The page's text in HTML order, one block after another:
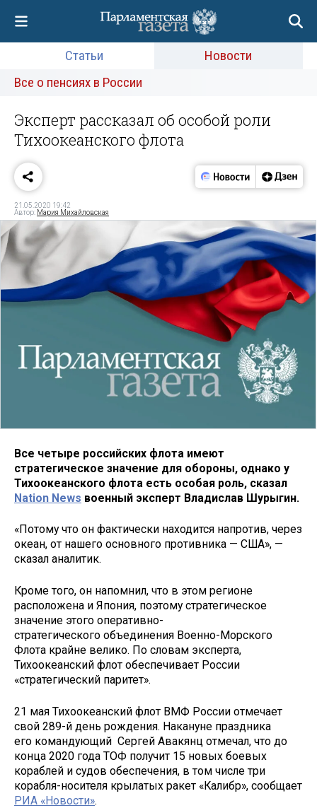
Статьи
Новости
Все о пенсиях в России
Эксперт рассказал об особой роли
Тихоокеанского флота
21.05.2020 19:42
Автор: Мария Михайловская
Все четыре российских флота имеют
стратегическое значение для обороны, однако у
Тихоокеанского флота есть особая роль, сказал
Nation News военный эксперт Владислав Шурыгин.
«Потому что он фактически находится напротив, через
океан, от нашего основного противника — США», —
сказал аналитик.
Кроме того, он напомнил, что в этом регионе
расположена и Япония, поэтому стратегическое
значение этого оперативно-
стратегического объединения Военно-Морского
Флота крайне велико. По словам эксперта,
Тихоокеанский флот обеспечивает России
«стратегический паритет».
21 мая Тихоокеанский флот ВМФ России отмечает
свой 289-й день рождения. Накануне праздника
его командующий Сергей Авакянц отмечал, что до
конца 2020 года ТОФ получит 15 новых боевых
кораблей и судов обеспечения, в том числе три
корабля-носителя крылатых ракет «Калибр», сообщает
РИА «Новости».